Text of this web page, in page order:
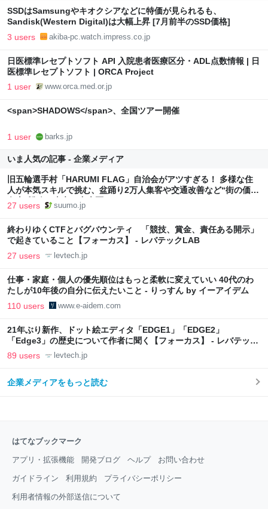
SSDはSamsungやキオクシアなどに特価が見られるも、
Sandisk(Western Digital)は大幅上昇 [7月前半のSSD価格]
3 users akiba-pc.watch.impress.co.jp
日医標準レセプトソフト API 入院患者医療区分・ADL点数情報 | 日
医標準レセプトソフト | ORCA Project
1 user www.orca.med.or.jp
<span>SHADOWS</span>、全国ツアー開催
1 user barks.jp
いま人気の記事 - 企業メディア
旧五輪選手村「HARUMI FLAG」自治会がアツすぎる！ 多様な住
人が本気スキルで挑む、盆踊り2万人集客や交通改善など“街の価値
向上”戦略 東京・中央区
27 users suumo.jp
終わりゆくCTFとバグバウンティ 「競技、賞金、責任ある開示」
で起きていること【フォーカス】 - レバテックLAB
27 users levtech.jp
仕事・家庭・個人の優先順位はもっと柔軟に変えていい 40代のわ
たしが10年後の自分に伝えたいこと - りっすん by イーアイデム
110 users www.e-aidem.com
21年ぶり新作、ドット絵エディタ「EDGE1」「EDGE2」
「Edge3」の歴史について作者に聞く【フォーカス】 - レバテック
LAB
89 users levtech.jp
企業メディアをもっと読む
はてなブックマーク
アプリ・拡張機能 開発ブログ ヘルプ お問い合わせ
ガイドライン 利用規約 プライバシーポリシー
利用者情報の外部送信について